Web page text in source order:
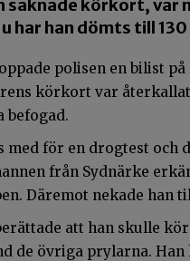
saknade körkort, var
har han dömts till
polisen en bilist
körkort var
befogad.
för en drogtest och
från Sydnärke
Däremot nekade han
att han skulle
de övriga prylarna.